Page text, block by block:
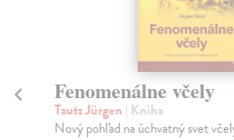
Fenomenálne včely
Tautz Jürgen | Kniha
Nový pohľad na úchvatný svet